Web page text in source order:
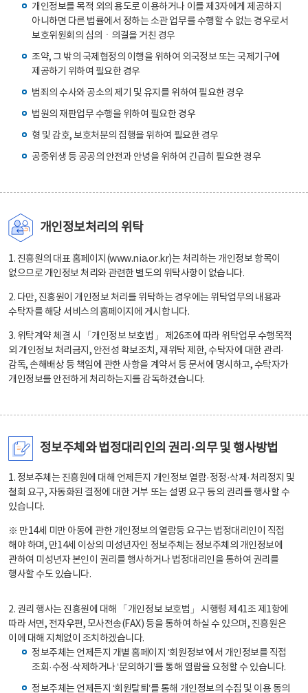
개인정보를 목적 외의 용도로 이용하거나 이를 제3자에게 제공하지
아니하면 다른 법률에서 정하는 소관 업무를 수행할 수 없는 경우로서
보호위원회의 심의ㆍ의결을 거친 경우
조약, 그 밖의 국제협정의 이행을 위하여 외국정보 또는 국제기구에
제공하기 위하여 필요한 경우
범죄의 수사와 공소의 제기 및 유지를 위하여 필요한 경우
법원의 재판업무 수행을 위하여 필요한 경우
형 및 감호, 보호처분의 집행을 위하여 필요한 경우
공중위생 등 공공의 안전과 안녕을 위하여 긴급히 필요한 경우
개인정보처리의 위탁
1. 진흥원의 대표 홈페이지(www.nia.or.kr)는 처리하는 개인정보 항목이
없으므로 개인정보 처리와 관련한 별도의 위탁사항이 없습니다.
2. 다만, 진흥원이 개인정보 처리를 위탁하는 경우에는 위탁업무의 내용과
수탁자를 해당 서비스의 홈페이지에 게시합니다.
3. 위탁계약 체결 시 「개인정보 보호법」 제26조에 따라 위탁업무 수행목적
외 개인정보 처리금지, 안전성 확보조치, 재위탁 제한, 수탁자에 대한 관리·
감독, 손해배상 등 책임에 관한 사항을 계약서 등 문서에 명시하고, 수탁자가
개인정보를 안전하게 처리하는지를 감독하겠습니다.
정보주체와 법정대리인의 권리·의무 및 행사방법
1. 정보주체는 진흥원에 대해 언제든지 개인정보 열람·정정·삭제·처리정지 및
철회 요구, 자동화된 결정에 대한 거부 또는 설명 요구 등의 권리를 행사할 수
있습니다.
※ 만14세 미만 아동에 관한 개인정보의 열람등 요구는 법정대리인이 직접
해야 하며, 만14세 이상의 미성년자인 정보주체는 정보주체의 개인정보에
관하여 미성년자 본인이 권리를 행사하거나 법정대리인을 통하여 권리를
행사할 수도 있습니다.
2. 권리 행사는 진흥원에 대해 「개인정보 보호법」 시행령 제41조 제1항에
따라 서면, 전자우편, 모사전송(FAX) 등을 통하여 하실 수 있으며, 진흥원은
이에 대해 지체없이 조치하겠습니다.
정보주체는 언제든지 개별 홈페이지 ‘회원정보’에서 개인정보를 직접
조회·수정·삭제하거나 ‘문의하기’를 통해 열람을 요청할 수 있습니다.
정보주체는 언제든지 ‘회원탈퇴’를 통해 개인정보의 수집 및 이용 동의